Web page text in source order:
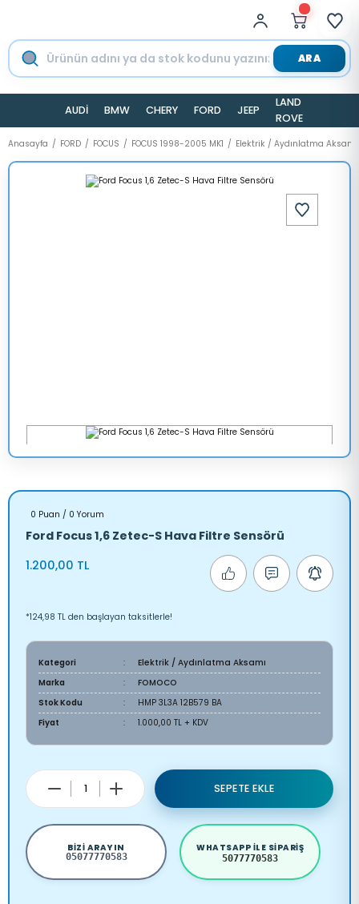
ARA
AUDİ BMW CHERY FORD JEEP
LAND
ROVER
Anasayfa FORD FOCUS FOCUS 1998-2005 MK1 Elektrik / Aydınlatma Aksamı
0 Puan / 0 Yorum
Ford Focus 1,6 Zetec-S Hava Filtre Sensörü
1.200,00 TL
*124,98 TL den başlayan taksitlerle!
Kategori
Elektrik / Aydınlatma Aksamı
Marka
FOMOCO
Stok Kodu
HMP 3L3A 12B579 BA
Fiyat
1.000,00 TL + KDV
SEPETE EKLE
BIZI ARAYIN
05077770583
WHATSAPP ILE SIPARIŞ
5077770583